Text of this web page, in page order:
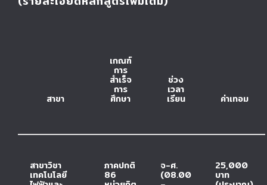
สาขา
เกณฑ์
การ
สำเร็จ
การ
ศึกษา
ช่วง
เวลา
เรียน ค่าเทอม
สาขาวิชา
เทคโนโลยี
ภาคปกติ
86
จ-ศ.
(08.00
25,000
บาท